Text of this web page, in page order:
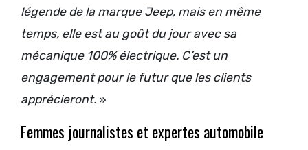
légende de la marque Jeep, mais en même
temps, elle est au goût du jour avec sa
mécanique 100% électrique. C’est un
engagement pour le futur que les clients
apprécieront. »
Femmes journalistes et expertes automobile